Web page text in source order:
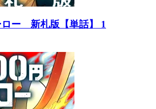
ロー 新札版【単話】 1